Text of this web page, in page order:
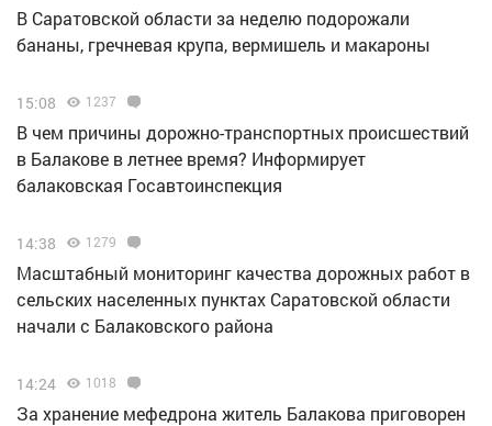
В Саратовской области за неделю подорожали
бананы, гречневая крупа, вермишель и макароны
15:08 1237
В чем причины дорожно-транспортных происшествий
в Балакове в летнее время? Информирует
балаковская Госавтоинспекция
14:38 1279
Масштабный мониторинг качества дорожных работ в
сельских населенных пунктах Саратовской области
начали с Балаковского района
14:24 1018
За хранение мефедрона житель Балакова приговорен